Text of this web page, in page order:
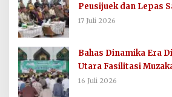
Peusijuek dan Lepas
0103/AUT
17 Juli 2026
Bahas Dinamika Era
Utara Fasilitasi
16 Juli 2026